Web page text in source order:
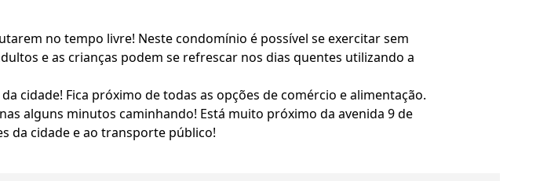
no tempo livre! Neste condomínio é possível se exercitar sem
e as crianças podem se refrescar nos dias quentes utilizando a
cidade! Fica próximo de todas as opções de comércio e alimentação.
alguns minutos caminhando! Está muito próximo da avenida 9 de
da cidade e ao transporte público!